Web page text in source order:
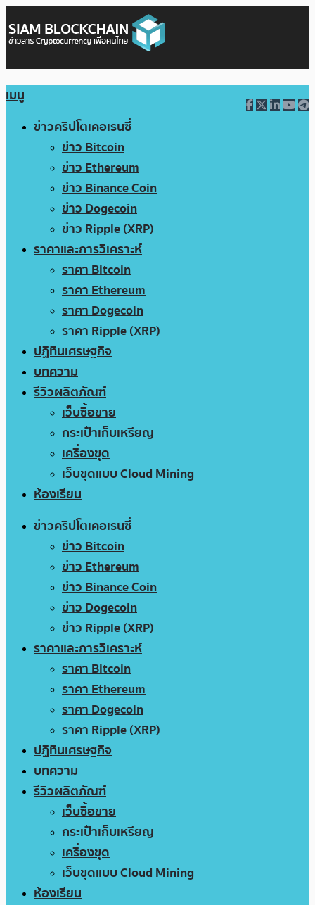
เมนู
ข่าวคริปโตเคอเรนซี่
ข่าว Bitcoin
ข่าว Ethereum
ข่าว Binance Coin
ข่าว Dogecoin
ข่าว Ripple (XRP)
ราคาและการวิเคราะห์
ราคา Bitcoin
ราคา Ethereum
ราคา Dogecoin
ราคา Ripple (XRP)
ปฏิทินเศรษฐกิจ
บทความ
รีวิวผลิตภัณฑ์
เว็บซื้อขาย
กระเป๋าเก็บเหรียญ
เครื่องขุด
เว็บขุดแบบ Cloud Mining
ห้องเรียน
ข่าวคริปโตเคอเรนซี่
ข่าว Bitcoin
ข่าว Ethereum
ข่าว Binance Coin
ข่าว Dogecoin
ข่าว Ripple (XRP)
ราคาและการวิเคราะห์
ราคา Bitcoin
ราคา Ethereum
ราคา Dogecoin
ราคา Ripple (XRP)
ปฏิทินเศรษฐกิจ
บทความ
รีวิวผลิตภัณฑ์
เว็บซื้อขาย
กระเป๋าเก็บเหรียญ
เครื่องขุด
เว็บขุดแบบ Cloud Mining
ห้องเรียน